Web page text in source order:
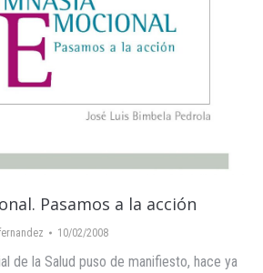
Pasamos a la acción
10/02/2008
de la Salud puso de manifiesto, hace ya